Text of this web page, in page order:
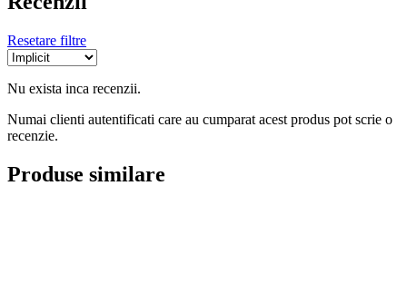
Resetare filtre
Nu exista inca recenzii.
Numai clienti autentificati care au cumparat acest produs pot scrie o
recenzie.
Produse similare